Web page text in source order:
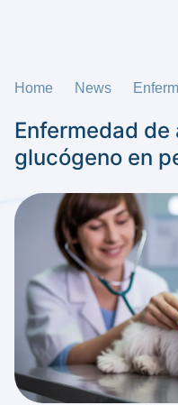
Home News
Enfermedad
glucógeno en